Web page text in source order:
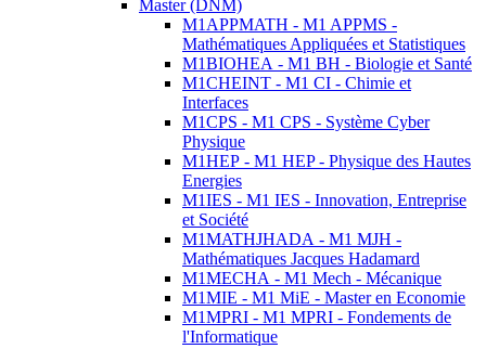
Master (DNM)
M1APPMATH - M1 APPMS -
Mathématiques Appliquées et Statistiques
M1BIOHEA - M1 BH - Biologie et Santé
M1CHEINT - M1 CI - Chimie et
Interfaces
M1CPS - M1 CPS - Système Cyber
Physique
M1HEP - M1 HEP - Physique des Hautes
Energies
M1IES - M1 IES - Innovation, Entreprise
et Société
M1MATHJHADA - M1 MJH -
Mathématiques Jacques Hadamard
M1MECHA - M1 Mech - Mécanique
M1MIE - M1 MiE - Master en Economie
M1MPRI - M1 MPRI - Fondements de
l'Informatique